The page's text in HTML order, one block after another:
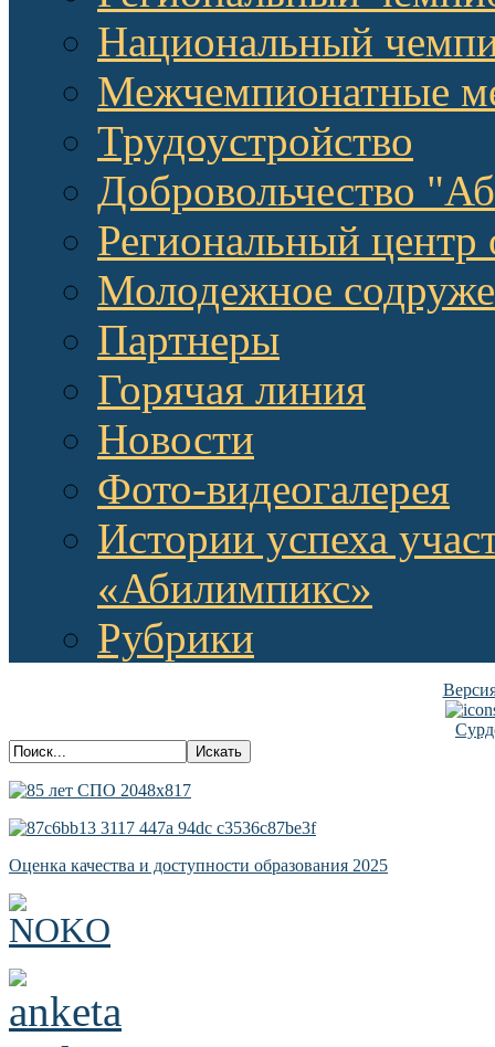
Национальный
Межчемпионатные
Трудоустройство
Добровольчество
Региональный центр
Молодежное
Партнеры
Горячая линия
Новости
Фото-видеогалерея
Истории успеха
«Абилимпикс»
Рубрики
Оценка качества и доступности образования 2025